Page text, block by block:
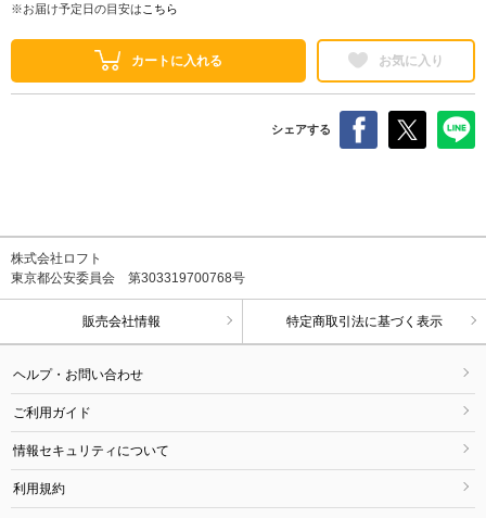
※お届け予定日の目安は こちら
カートに入れる お気に入り
シェアする
株式会社ロフト
東京都公安委員会 第303319700768号
販売会社情報 特定商取引法に基づく表示
ヘルプ・お問い合わせ
ご利用ガイド
情報セキュリティについて
利用規約